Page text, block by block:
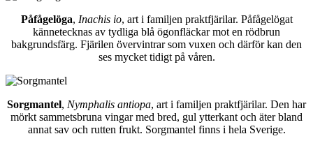
Påfågelöga, Inachis io, art i familjen praktfjärilar. Påfågelögat
kännetecknas av tydliga blå ögonfläckar mot en rödbrun
bakgrundsfärg. Fjärilen övervintrar som vuxen och därför kan den
ses mycket tidigt på våren.
Sorgmantel, Nymphalis antiopa, art i familjen praktfjärilar. Den har
mörkt sammetsbruna vingar med bred, gul ytterkant och äter bland
annat sav och rutten frukt. Sorgmantel finns i hela Sverige.